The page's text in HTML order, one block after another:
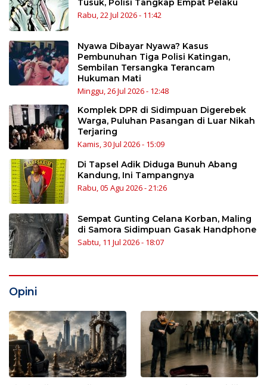
Tusuk, Polisi Tangkap Empat Pelaku
Rabu, 22 Jul 2026 - 11:42
Nyawa Dibayar Nyawa? Kasus
Pembunuhan Tiga Polisi Katingan,
Sembilan Tersangka Terancam
Hukuman Mati
Minggu, 26 Jul 2026 - 12:48
Komplek DPR di Sidimpuan Digerebek
Warga, Puluhan Pasangan di Luar Nikah
Terjaring
Kamis, 30 Jul 2026 - 15:09
Di Tapsel Adik Diduga Bunuh Abang
Kandung, Ini Tampangnya
Rabu, 05 Agu 2026 - 21:26
Sempat Gunting Celana Korban, Maling
di Samora Sidimpuan Gasak Handphone
Sabtu, 11 Jul 2026 - 18:07
Opini